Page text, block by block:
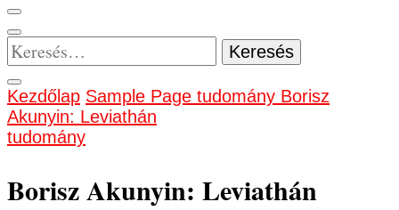
Keresés:
Kezdőlap Sample Page tudomány Borisz
Akunyin: Leviathán
tudomány
Borisz Akunyin: Leviathán